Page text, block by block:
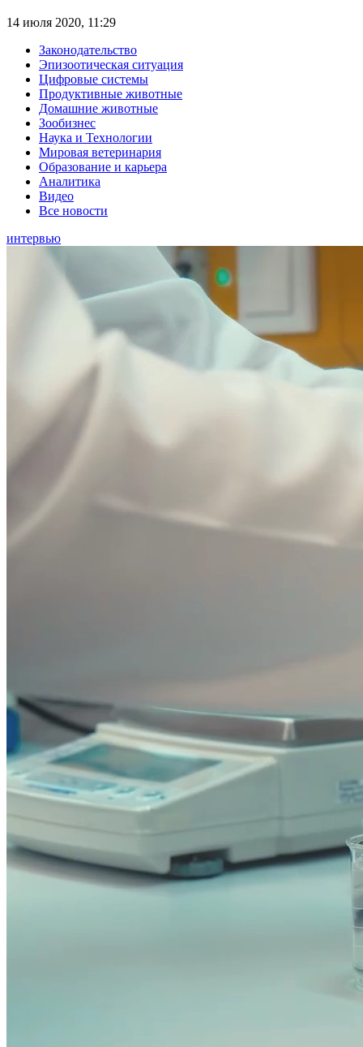
14 июля 2020, 11:29
Законодательство
Эпизоотическая ситуация
Цифровые системы
Продуктивные животные
Домашние животные
Зообизнес
Наука и Технологии
Мировая ветеринария
Образование и карьера
Аналитика
Видео
Все новости
интервью